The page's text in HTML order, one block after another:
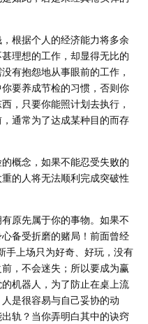
根据个人的经济能力将多余
理想的工作，却显得无比的
有抱怨地从事眼前的工作，
要养成节检的习惯，否则你
，只要你能照计划去执行，
通常为了达成某种目的而存
概念，如果不能忍受失败的
的人将无法顺利完成突破性
原先属于你的事物。如果不
备受折磨的赌局！前面曾经
手上场只为好奇、好玩，没有
，不会迷失；所以要成为赢
机器人，为了防止在桌上流
是很容易与自己妥协的动
轨？当你弄明白其中的诀窍